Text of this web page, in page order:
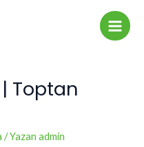
Main
Toptan
/ Yazan admin